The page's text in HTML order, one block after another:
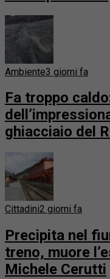
Ambiente3 giorni fa
Fa troppo
ghiacciaio del
Cittadini2 giorni fa
Precipita nel
treno, muore
Michele Cerutti